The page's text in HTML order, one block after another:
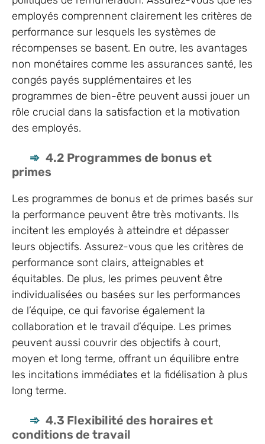
employés comprennent clairement les critères de
performance sur lesquels les systèmes de
récompenses se basent. En outre, les avantages
non monétaires comme les assurances santé, les
congés payés supplémentaires et les
programmes de bien-être peuvent aussi jouer un
rôle crucial dans la satisfaction et la motivation
des employés.
4.2 Programmes de bonus et
primes
Les programmes de bonus et de primes basés sur
la performance peuvent être très motivants. Ils
incitent les employés à atteindre et dépasser
leurs objectifs. Assurez-vous que les critères de
performance sont clairs, atteignables et
équitables. De plus, les primes peuvent être
individualisées ou basées sur les performances
de l’équipe, ce qui favorise également la
collaboration et le travail d’équipe. Les primes
peuvent aussi couvrir des objectifs à court,
moyen et long terme, offrant un équilibre entre
les incitations immédiates et la fidélisation à plus
long terme.
4.3 Flexibilité des horaires et
conditions de travail